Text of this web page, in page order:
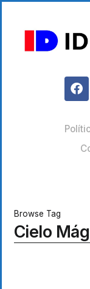
Browse Tag
Cielo